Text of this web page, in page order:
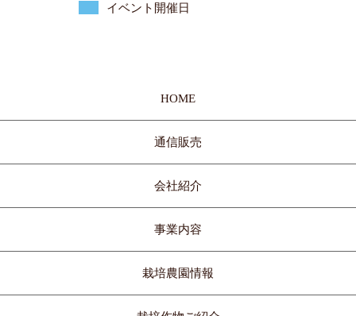
イベント開催日
HOME
通信販売
会社紹介
事業内容
栽培農園情報